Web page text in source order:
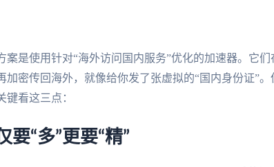
案是使用针对“海外访问国内服务”优化的加速器。它
加密传回海外，就像给你发了张虚拟的“国内身份证”
键看这三点：
要“多”更要“精”